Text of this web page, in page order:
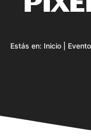
Estás en: Inicio